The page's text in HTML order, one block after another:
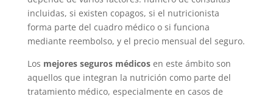
incluidas, si existen copagos, si el nutricionista
forma parte del cuadro médico o si funciona
mediante reembolso, y el precio mensual del seguro.
Los mejores seguros médicos en este ámbito son
aquellos que integran la nutrición como parte del
tratamiento médico, especialmente en casos de